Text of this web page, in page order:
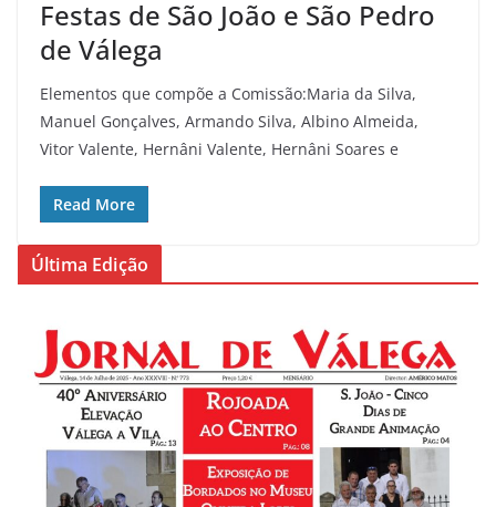
Festas de São João e São Pedro
de Válega
Elementos que compõe a Comissão:Maria da Silva,
Manuel Gonçalves, Armando Silva, Albino Almeida,
Vitor Valente, Hernâni Valente, Hernâni Soares e
Read More
Última Edição